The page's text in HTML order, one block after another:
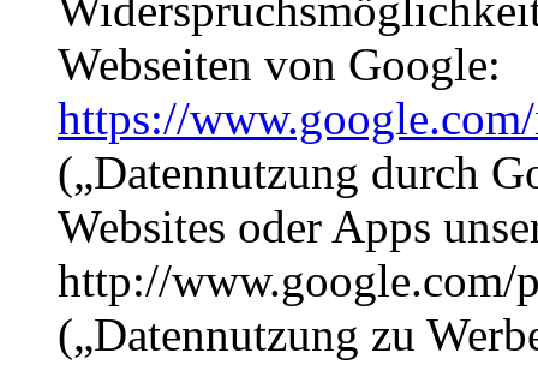
Webseiten von Google:
https://
(„Datennutzung durch
Websites oder Apps
http://www.google.com/
(„Datennutzung zu